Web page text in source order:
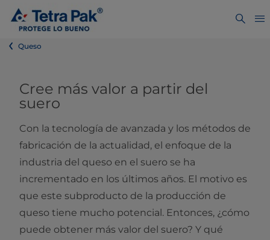
Queso
Cree más valor a partir del
suero
Con la tecnología de avanzada y los métodos de
fabricación de la actualidad, el enfoque de la
industria del queso en el suero se ha
incrementado en los últimos años. El motivo es
que este subproducto de la producción de
queso tiene mucho potencial. Entonces, ¿cómo
puede obtener más valor del suero? Y qué